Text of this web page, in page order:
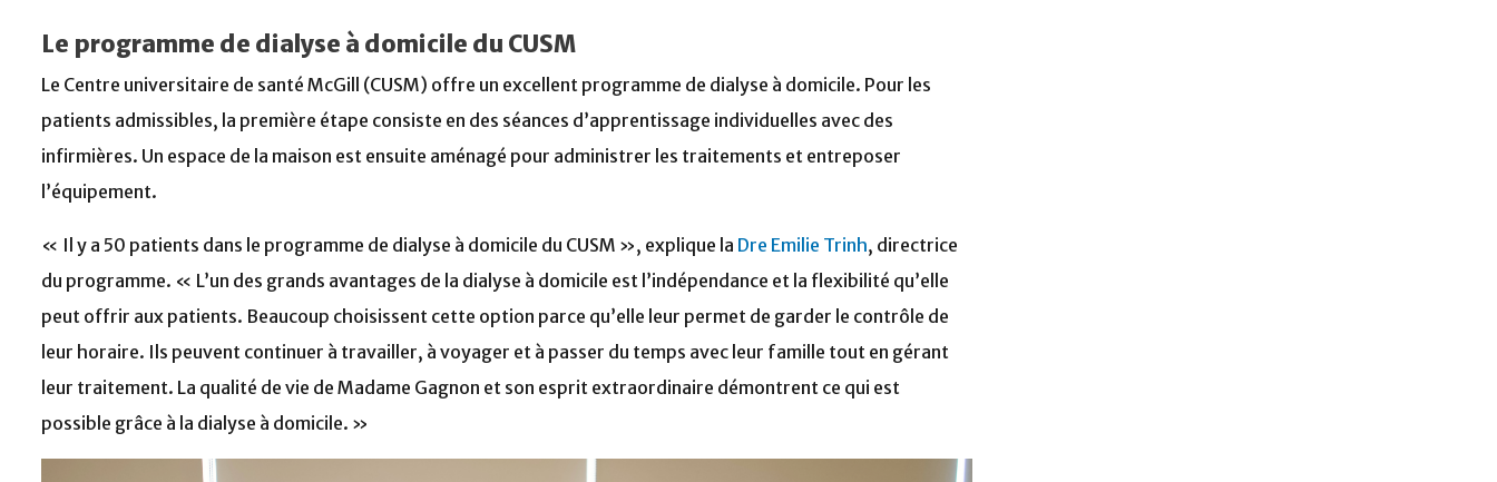
Le programme de dialyse à domicile du CUSM
Le Centre universitaire de santé McGill (CUSM) offre un excellent programme de dialyse à domicile. Pour les
patients admissibles, la première étape consiste en des séances d’apprentissage individuelles avec des
infirmières. Un espace de la maison est ensuite aménagé pour administrer les traitements et entreposer
l’équipement.
« Il y a 50 patients dans le programme de dialyse à domicile du CUSM », explique la Dre Emilie Trinh, directrice
du programme. « L’un des grands avantages de la dialyse à domicile est l’indépendance et la flexibilité qu’elle
peut offrir aux patients. Beaucoup choisissent cette option parce qu’elle leur permet de garder le contrôle de
leur horaire. Ils peuvent continuer à travailler, à voyager et à passer du temps avec leur famille tout en gérant
leur traitement. La qualité de vie de Madame Gagnon et son esprit extraordinaire démontrent ce qui est
possible grâce à la dialyse à domicile. »